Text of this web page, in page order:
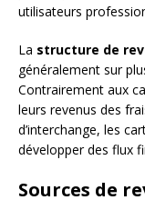
utilisateurs
La structure de
généralement sur
Contrairement aux
leurs revenus des
d’interchange, les
développer des flux
Sources de